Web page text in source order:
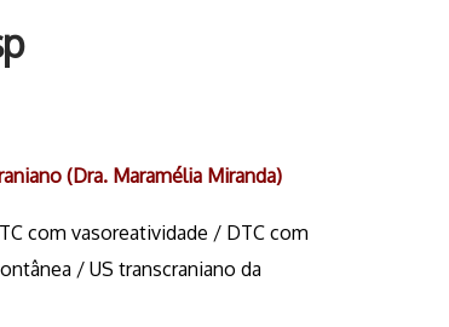
(Dra. Maramélia Miranda)
com vasoreatividade / DTC com
/ US transcraniano da